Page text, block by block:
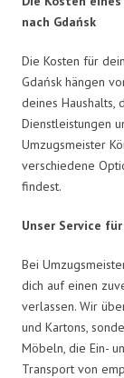
nach Gdańsk
Die Kosten für
Gdańsk hängen
deines Haushalts,
Dienstleistungen
Umzugsmeister
verschiedene
findest.
Unser Service
Bei
dich auf einen
verlassen. Wir
und Kartons,
Möbeln, die Ein-
Transport von